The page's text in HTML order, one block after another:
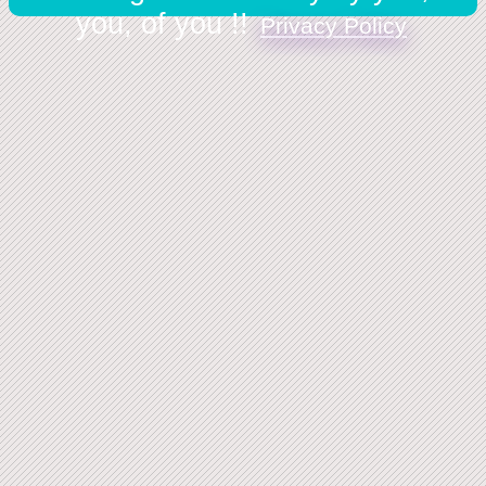
you, of you !!Privacy Policy